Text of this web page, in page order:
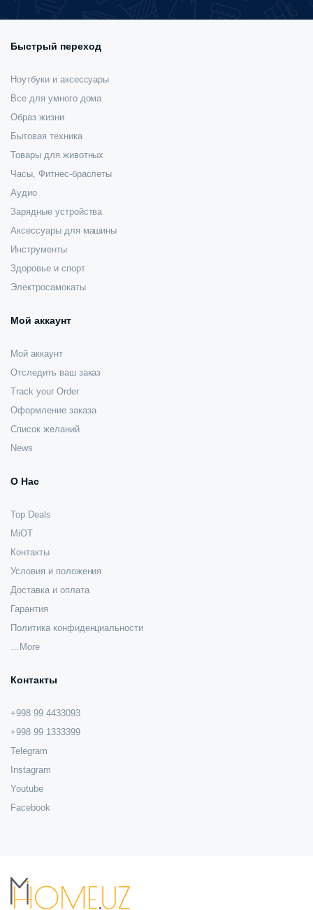
Быстрый переход
Ноутбуки и аксессуары
Все для умного дома
Образ жизни
Бытовая техника
Товары для животных
Часы, Фитнес-браслеты
Аудио
Зарядные устройства
Аксессуары для машины
Инструменты
Здоровье и спорт
Электросамокаты
Мой аккаунт
Мой аккаунт
Отследить ваш заказ
Track your Order
Оформление заказа
Список желаний
News
О Нас
Top Deals
MiOT
Контакты
Условия и положения
Доставка и оплата
Гарантия
Политика конфиденциальности
…More
Контакты
+998 99 4433093
+998 99 1333399
Telegram
Instagram
Youtube
Facebook